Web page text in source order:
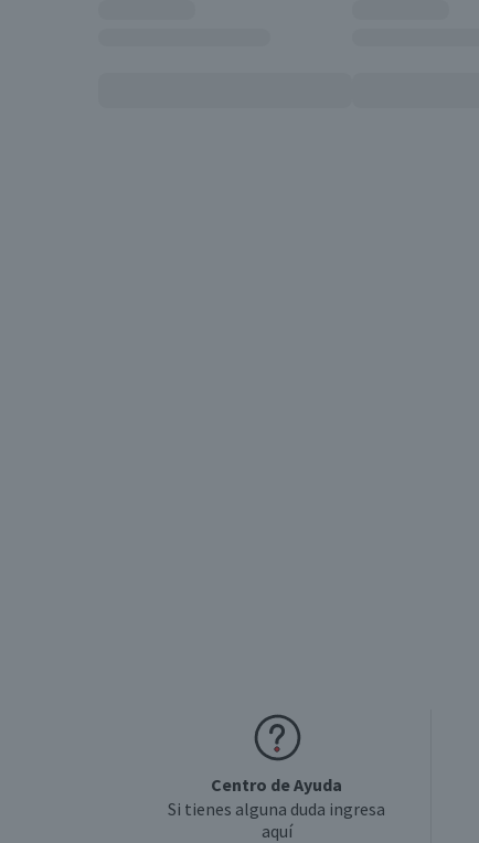
Centro de Ayuda
Si tienes alguna duda ingresa
aquí